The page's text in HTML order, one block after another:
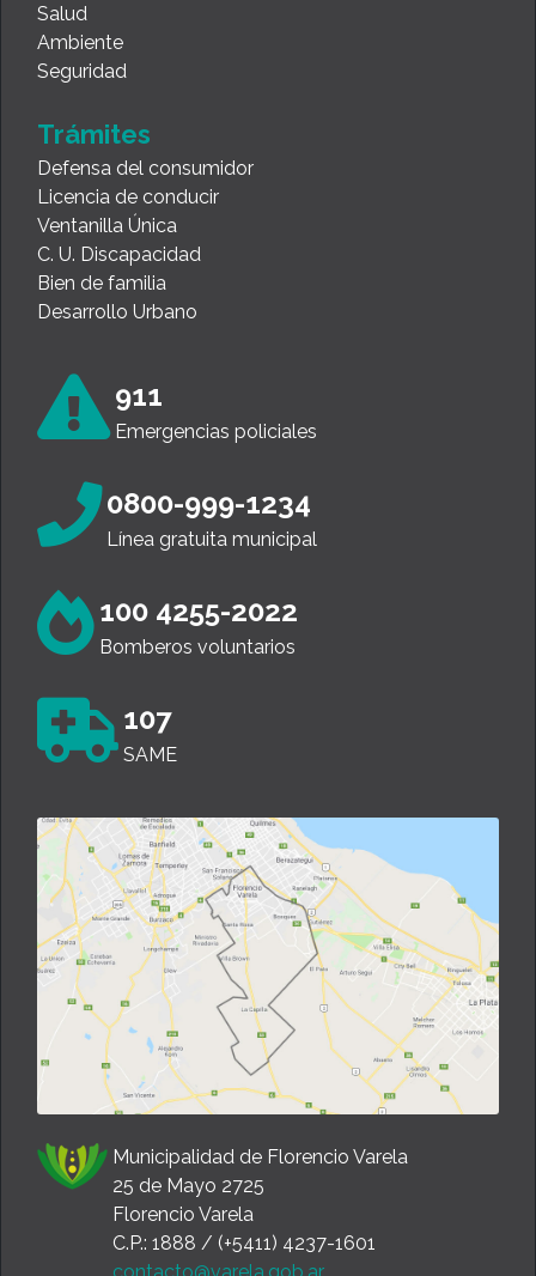
Salud
Ambiente
Seguridad
Trámites
Defensa del consumidor
Licencia de conducir
Ventanilla Única
C. U. Discapacidad
Bien de familia
Desarrollo Urbano
911
Emergencias policiales
0800-999-1234
Línea gratuita municipal
100 4255-2022
Bomberos voluntarios
107
SAME
Municipalidad de Florencio Varela
25 de Mayo 2725
Florencio Varela
C.P.: 1888 / (+5411) 4237-1601
contacto@varela.gob.ar